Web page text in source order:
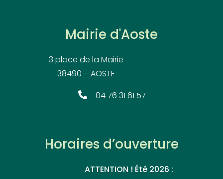
Mairie d'Aoste
3 place de la Mairie
38490 – AOSTE
04 76 31 61 57
Horaires d’ouverture
ATTENTION ! Été 2026 :